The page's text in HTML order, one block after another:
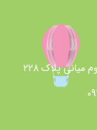
پلاک 228